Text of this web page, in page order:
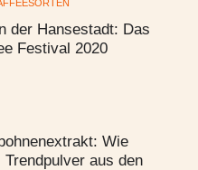
der Hansestadt: Das
Festival 2020
Wie
aus den